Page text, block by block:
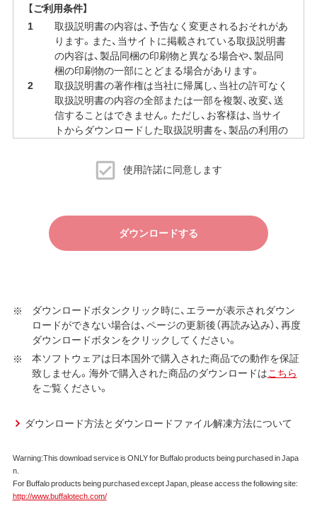
【ご利用条件】
取扱説明書の内容は、予告なく変更されるおそれがあ
ります。また、当サイトに掲載されている取扱説明書
の内容は、製品同梱の印刷物と異なる場合や、製品同
梱の印刷物の一部にとどまる場合があります。
取扱説明書の著作権は当社に帰属し、当社の許可なく
取扱説明書の内容の全部または一部を複製、改変、送
信することはできません。ただし、お客様は、当サイ
トからダウンロードした取扱説明書を、製品の利用の
当サイトでの取扱説明書の公開は、予告なく中止、変
更される場合があります。使用許諾に同意します
ダウンロードする
ダウンロードボタンクリック時に、エラーが表示されダウン
ロードができない場合は、ページの更新後（再読み込み）、再度
ダウンロードボタンをクリックしてください。
本ソフトウェアは日本国外で購入された商品での動作を保証
致しません。海外で購入された商品のダウンロードはこちら
をご覧ください。
ダウンロード方法とダウンロードファイル解凍方法について
Warning:This download service is ONLY for Buffalo products being purchased in Japa
n.
For Buffalo products being purchased except Japan, please access the following site:
http://www.buffalotech.com/